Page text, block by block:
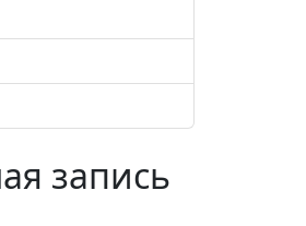
запись